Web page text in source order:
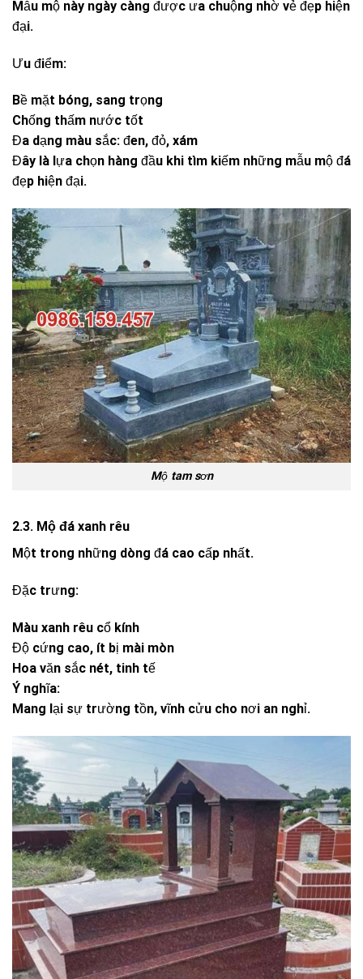
Mẫu mộ này ngày càng được ưa chuộng nhờ vẻ đẹp hiện
đại.
Ưu điểm:
Bề mặt bóng, sang trọng
Chống thấm nước tốt
Đa dạng màu sắc: đen, đỏ, xám
Đây là lựa chọn hàng đầu khi tìm kiếm những mẫu mộ đá
đẹp hiện đại.
Mộ tam sơn
2.3. Mộ đá xanh rêu
Một trong những dòng đá cao cấp nhất.
Đặc trưng:
Màu xanh rêu cổ kính
Độ cứng cao, ít bị mài mòn
Hoa văn sắc nét, tinh tế
Ý nghĩa:
Mang lại sự trường tồn, vĩnh cửu cho nơi an nghỉ.